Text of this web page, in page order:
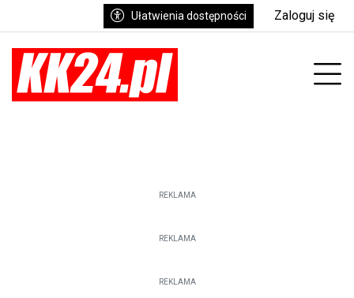
Ułatwienia dostępności Zaloguj się
REKLAMA
REKLAMA
REKLAMA